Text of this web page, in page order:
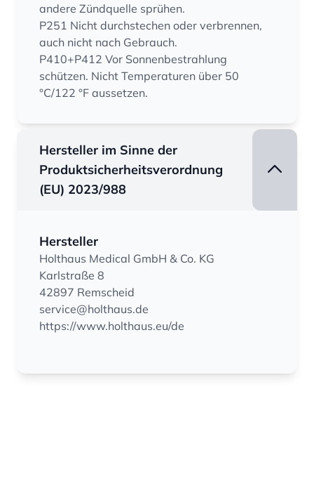
andere Zündquelle sprühen.
P251 Nicht durchstechen oder verbrennen,
auch nicht nach Gebrauch.
P410+P412 Vor Sonnenbestrahlung
schützen. Nicht Temperaturen über 50
°C/122 °F aussetzen.
Hersteller im Sinne der
Produktsicherheitsverordnung
(EU) 2023/988
Hersteller
Holthaus Medical GmbH & Co. KG
Karlstraße 8
42897 Remscheid
service@holthaus.de
https://www.holthaus.eu/de